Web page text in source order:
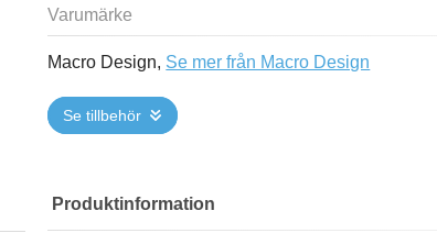
Varumärke
Macro Design, Se mer från Macro Design
Se tillbehör
Produktinformation